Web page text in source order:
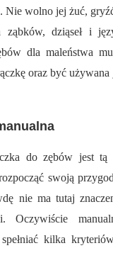
Nie wolno jej żuć,
dziąseł i
dla maleństwa
oraz być
do zębów jest tą
swoją
nie ma tutaj
Oczywiście
kilka